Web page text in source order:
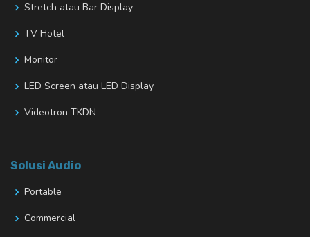
Stretch atau Bar Display
TV Hotel
Monitor
LED Screen atau LED Display
Videotron TKDN
Solusi Audio
Portable
Commercial